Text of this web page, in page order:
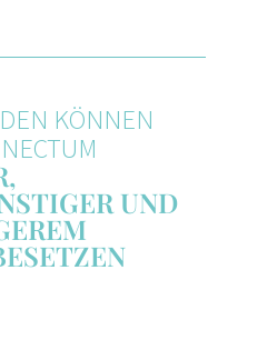
KÖNNEN
UND